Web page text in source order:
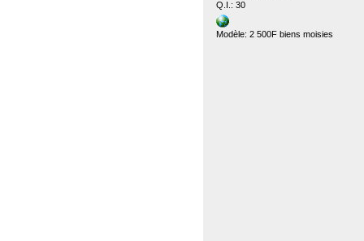
Q.I.: 30
Modèle: 2 500F biens moisies